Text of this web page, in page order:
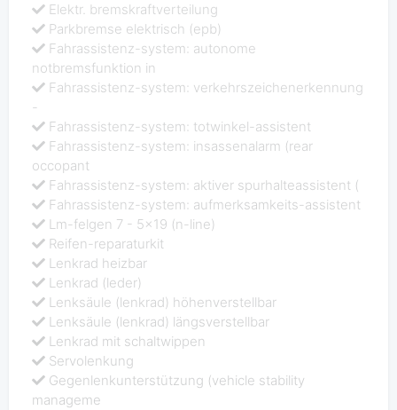
Elektr. bremskraftverteilung
Parkbremse elektrisch (epb)
Fahrassistenz-system: autonome
notbremsfunktion in
Fahrassistenz-system: verkehrszeichenerkennung
-
Fahrassistenz-system: totwinkel-assistent
Fahrassistenz-system: insassenalarm (rear
occopant
Fahrassistenz-system: aktiver spurhalteassistent (
Fahrassistenz-system: aufmerksamkeits-assistent
Lm-felgen 7 - 5x19 (n-line)
Reifen-reparaturkit
Lenkrad heizbar
Lenkrad (leder)
Lenksäule (lenkrad) höhenverstellbar
Lenksäule (lenkrad) längsverstellbar
Lenkrad mit schaltwippen
Servolenkung
Gegenlenkunterstützung (vehicle stability
manageme